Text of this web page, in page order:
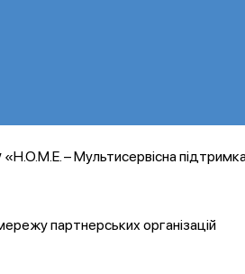
«H.O.M.E. – Мультисервісна
партнерських організацій